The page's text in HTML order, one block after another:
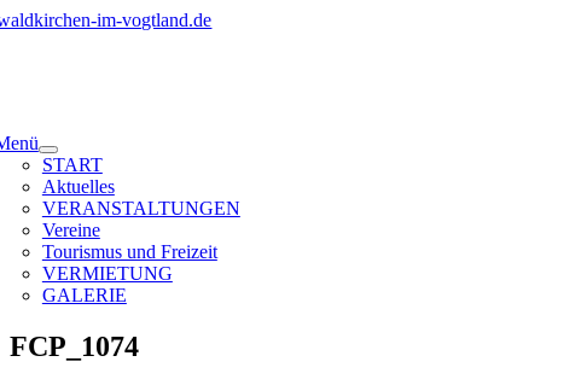
Zum
START
Aktuelles
VERANSTALTUNGEN
Vereine
Tourismus und Freizeit
VERMIETUNG
GALERIE
FCP_1074